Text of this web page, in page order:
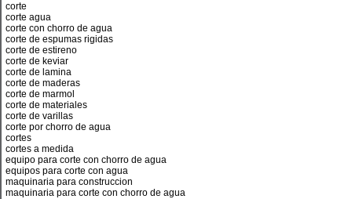
corte
corte agua
corte con chorro de agua
corte de espumas rigidas
corte de estireno
corte de keviar
corte de lamina
corte de maderas
corte de marmol
corte de materiales
corte de varillas
corte por chorro de agua
cortes
cortes a medida
equipo para corte con chorro de agua
equipos para corte con agua
maquinaria para construccion
maquinaria para corte con chorro de agua